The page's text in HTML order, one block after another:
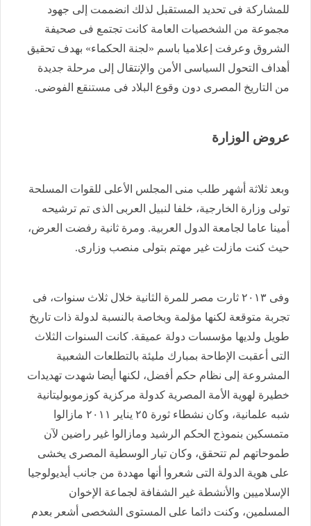
للمشاركة فى تحديد المستقبل لذلك انضممت إلى جهود
مجموعة من الشخصيات العامة كانت تجتمع فى صحيفة
الشروق وعرفت إعلاميا باسم «لجنة الحكماء» بهدف تحقيق
أهداف التحول السياسى الأمن والإنتقال إلى مرحلة جديدة
من التاريخ المصرى دون وقوع البلاد فى مستنقع الفوضى.
عروض الوزارة
وبعد ثلاثة أشهر طلب منى المجلس الأعلى للقوات المسلحة
تولى وزارة الخارجية، خلفا لنبيل العربى الذى تم ترشيحه
أمينا عاما لجامعة الدول العربية. ومرة ثانية رفضت العرض،
حيث كنت مازلت غير مهتم بتولى منصب وزارى.
وفى ٢٠١٣ ثارت مصر للمرة الثانية خلال ثلاث سنوات، فى
تجربة متوقعة لكنها مؤلمة وبخاصة بالنسبة لدولة ذات تاريخ
طويل ولديها مؤسسات دولة عميقة. كانت السنوات الثلاث
التى أعقبت الإطاحة بمبارك مليئة بالتطلعات الشعبية
المشروعة إلى نظام حكم أفضل، لكنها أيضا شهدت تهديدات
خطيرة لهوية الأمة المصرية كدولة مركزية كوزموبوليتانية
شبه علمانية، وكان نشطاء ثورة ٢٥ يناير ٢٠١١ مازالوا
متمسكين بنموذج الحكم الرشيد ومازالوا غير راضين لآن
طموحاتهم لم تتحقق، وكان تيار الوسطية المصرى يخشى
على هوية الدولة التى شعروا أنها مهددة من جانب أيديولوجيا
الإسلاميين والأنشطة غير الشفافة لجماعة الإخوان
المسلمين، وكنت دائما على المستوى الشخصى أشعر بعدم